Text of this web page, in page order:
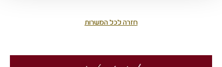
חזרה לכל המשרות